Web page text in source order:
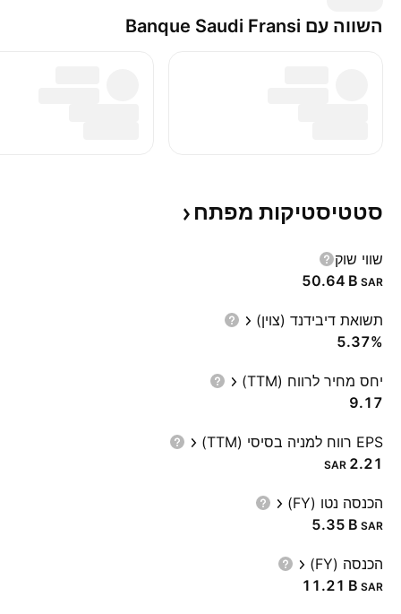
השווה עם Banque Saudi Fransi
סטטיסטיקות מפתח
שווי שוק
‪50.64 B‬ SAR
תשואת דיבידנד (צוין)
5.37%
יחס מחיר לרווח (TTM)
9.17
EPS רווח למניה בסיסי (TTM)
2.21
SAR
הכנסה נטו (FY)
‪5.35 B‬ SAR
הכנסה (FY)
‪11.21 B‬ SAR